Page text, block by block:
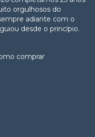
orgulhosos do
adiante com o
desde o princípio.
comprar